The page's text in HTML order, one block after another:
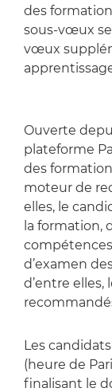
des
sous-vœux
vœux
Ouverte
plateforme
des
moteur de
elles, le
la formation,
d’examen
d’entre elles,
Les
(heure de
finalisant le